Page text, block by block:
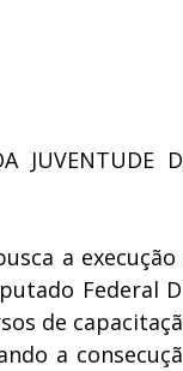
JUVENTUDE
a execução
Federal
de
a